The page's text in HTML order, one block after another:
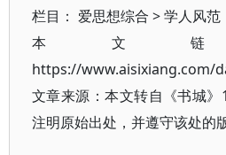
栏目： 爱思想综合 >学人风范
本文
https://www.aisixiang.com/
文章来源：本文转自《书城
注明原始出处，并遵守该处的